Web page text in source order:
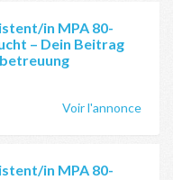
in MPA 80-
– Dein Beitrag
Voir l'annonce
in MPA 80-